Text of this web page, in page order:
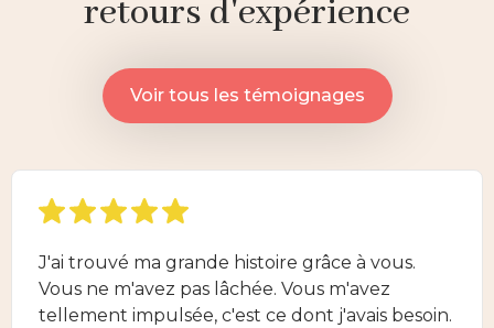
retours d'expérience
Voir tous les témoignages
J'ai trouvé ma grande histoire grâce à vous.
Vous ne m'avez pas lâchée. Vous m'avez
tellement impulsée, c'est ce dont j'avais besoin.